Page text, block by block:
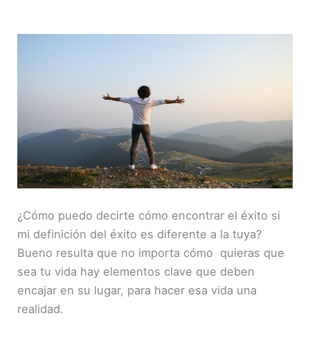
FEED RSS
TIR
¿Cómo puedo decirte cómo encontrar el éxito si
mi definición del éxito es diferente a la tuya?
Bueno resulta que no importa cómo quieras que
sea tu vida hay elementos clave que deben
encajar en su lugar, para hacer esa vida una
realidad.